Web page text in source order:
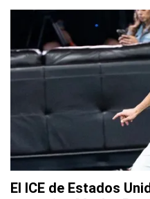
El ICE de Estados